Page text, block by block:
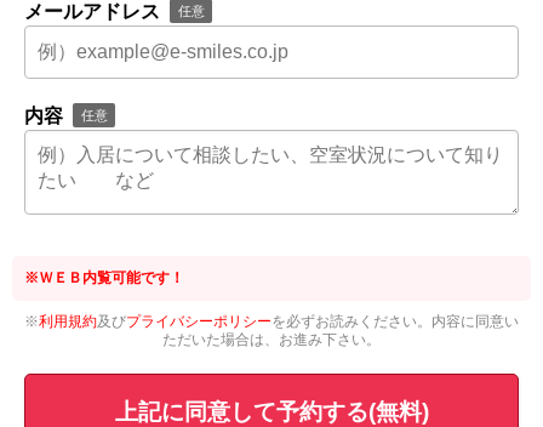
メールアドレス 任意
内容 任意
※ＷＥＢ内覧可能です！
※利用規約及びプライバシーポリシーを必ずお読みください。内容に同意い
ただいた場合は、お進み下さい。
上記に同意して予約する(無料)